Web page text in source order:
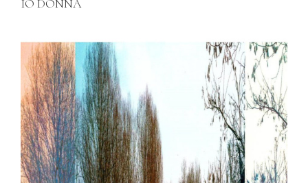
IO DONNA